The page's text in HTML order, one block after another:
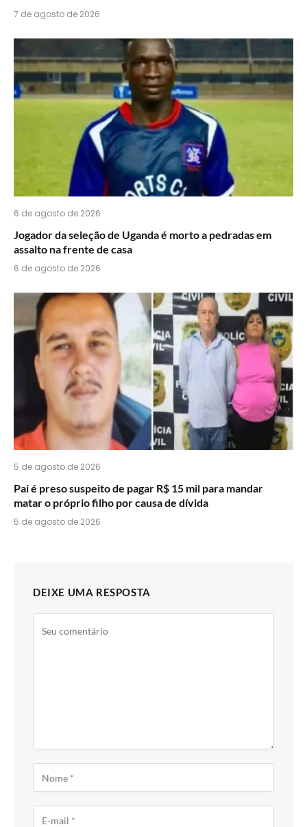
7 de agosto de 2026
6 de agosto de 2026
Jogador da seleção de Uganda é morto a pedradas em
assalto na frente de casa
6 de agosto de 2026
5 de agosto de 2026
Pai é preso suspeito de pagar R$ 15 mil para mandar
matar o próprio filho por causa de dívida
5 de agosto de 2026
DEIXE UMA RESPOSTA